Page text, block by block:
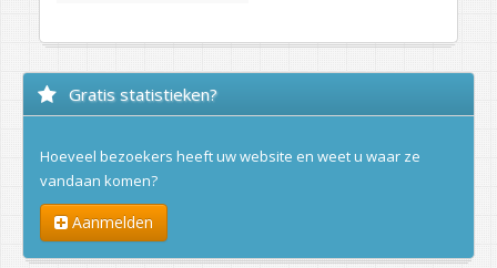
Gratis statistieken?
Hoeveel bezoekers heeft uw website en weet u waar ze
vandaan komen?
Aanmelden